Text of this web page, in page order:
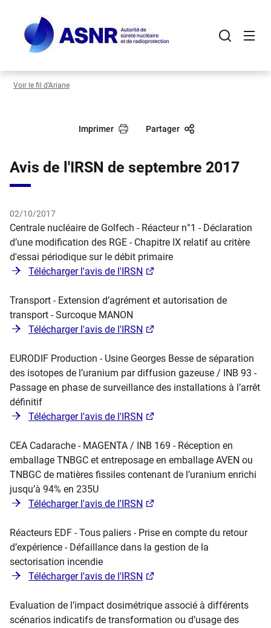
contenu
principal
Voir le fil d’Ariane
Imprimer Partager
Avis de l'IRSN de septembre 2017
02/10/2017
Centrale nucléaire de Golfech - Réacteur n°1 - Déclaration
d’une modification des RGE - Chapitre IX relatif au critère
d'essai périodique sur le débit primaire
Télécharger l'avis de l'IRSN
Transport - Extension d’agrément et autorisation de
transport - Surcoque MANON
Télécharger l'avis de l'IRSN
EURODIF Production - Usine Georges Besse de séparation
des isotopes de l’uranium par diffusion gazeuse / INB 93 -
Passage en phase de surveillance des installations à l’arrêt
définitif
Télécharger l'avis de l'IRSN
CEA Cadarache - MAGENTA / INB 169 - Réception en
emballage TNBGC et entreposage en emballage AVEN ou
TNBGC de matières fissiles contenant de l’uranium enrichi
jusqu’à 94% en 235U
Télécharger l'avis de l'IRSN
Réacteurs EDF - Tous paliers - Prise en compte du retour
d’expérience - Défaillance dans la gestion de la
sectorisation incendie
Télécharger l'avis de l'IRSN
Evaluation de l’impact dosimétrique associé à différents
scénarios indicatifs de transformation ou d’usage des